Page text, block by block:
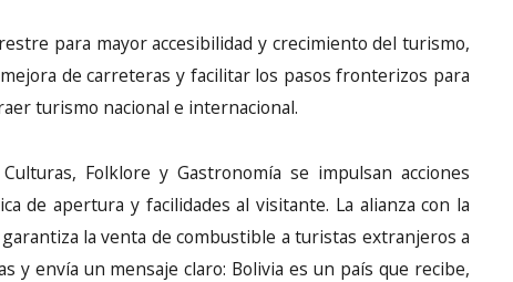
para mayor accesibilidad y crecimiento del turismo,
de carreteras y facilitar los pasos fronterizos para
turismo nacional e internacional.
Folklore y Gastronomía se impulsan acciones
de apertura y facilidades al visitante. La alianza con la
la venta de combustible a turistas extranjeros a
y envía un mensaje claro: Bolivia es un país que recibe,